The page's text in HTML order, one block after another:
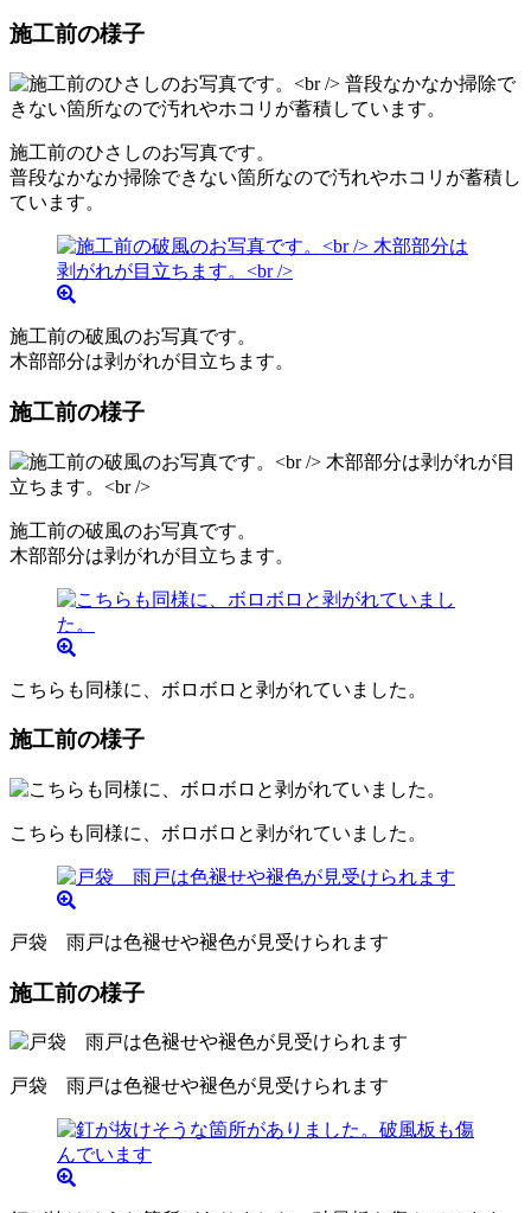
施工前の様子
施工前のひさしのお写真です。
普段なかなか掃除できない箇所なので汚れやホコリが蓄積し
ています。
施工前の破風のお写真です。
木部部分は剥がれが目立ちます。
施工前の様子
施工前の破風のお写真です。
木部部分は剥がれが目立ちます。
こちらも同様に、ボロボロと剥がれていました。
施工前の様子
こちらも同様に、ボロボロと剥がれていました。
戸袋 雨戸は色褪せや褪色が見受けられます
施工前の様子
戸袋 雨戸は色褪せや褪色が見受けられます